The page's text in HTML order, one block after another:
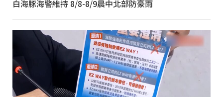
白海豚海警維持 8/8-8/9晨中北部防豪雨